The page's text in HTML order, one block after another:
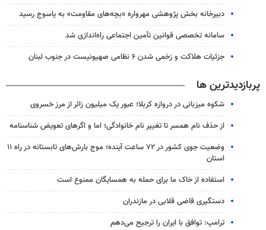
دبیرخانه بخش پژوهشی مهرواره «بچه‌های مقاومت» به یاسوج رسید
سامانه تخصصی قوانین تأمین اجتماعی راه‌اندازی شد
جزئیات هلاکت و زخمی شدن ۶ نظامی صهیونیست در جنوب لبنان
پربازدیدترین ها
شکوه میزبانی در دروازه کربلا؛ عبور یک میلیون زائر از مرز خسروی
از حذف نام همسر تا تغییر نام خانوادگی؛ اما و اگرهای تعویض شناسنامه
وضعیت جوی کشور در ۷۲ ساعت آینده؛ موج بارش‌های تابستانه در راه ۱۱
استان
استفاده از خاک ما برای حمله به همسایگان ممنوع است
دستگیری قاضی قلابی در مازندران
ترامپ: توافق با ایران را ترجیح می‌دهم